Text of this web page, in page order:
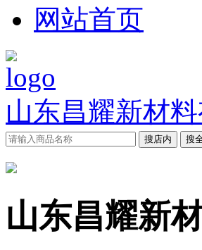
网站首页
山东昌耀新材
搜店内 搜
山东昌耀新